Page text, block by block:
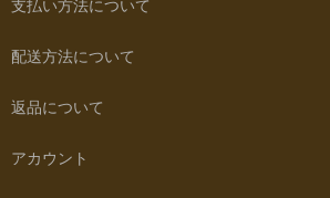
支払い方法について
配送方法について
返品について
アカウント